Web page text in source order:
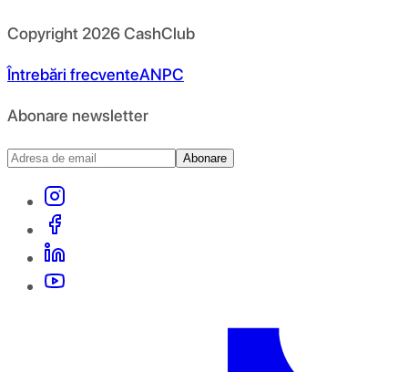
Copyright 2026CashClub
Întrebări frecventeANPC
Abonare newsletter
Abonare